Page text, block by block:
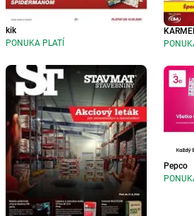
kik
PONUKA PLATÍ
Pepco